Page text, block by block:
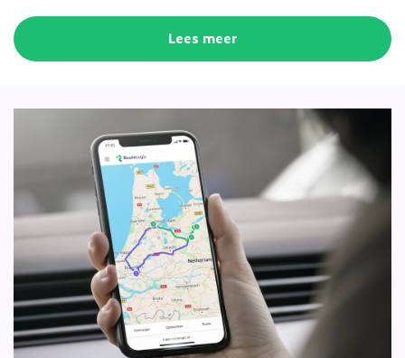
Lees meer